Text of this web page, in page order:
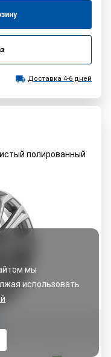
мы
использовать
Доставка 4-6 дней
полированный